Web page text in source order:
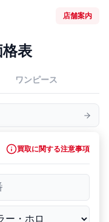
店舗案内
表
ワンピース
買取に関する注意事項